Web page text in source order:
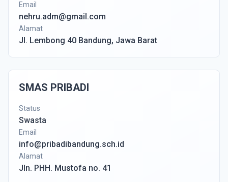
Email
nehru.adm@gmail.com
Alamat
Jl. Lembong 40 Bandung, Jawa Barat
SMAS PRIBADI
Status
Swasta
Email
info@pribadibandung.sch.id
Alamat
Jln. PHH. Mustofa no. 41